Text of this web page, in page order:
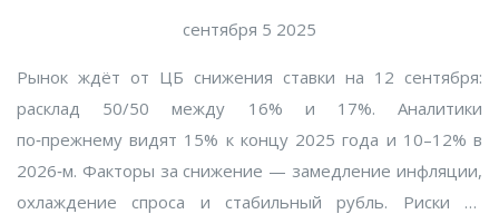
сентября 5 2025
Рынок ждёт от ЦБ снижения ставки на 12 сентября:
расклад 50/50 между 16% и 17%. Аналитики
по‑прежнему видят 15% к концу 2025 года и 10–12% в
2026‑м. Факторы за снижение — замедление инфляции,
охлаждение спроса и стабильный рубль. Риски —